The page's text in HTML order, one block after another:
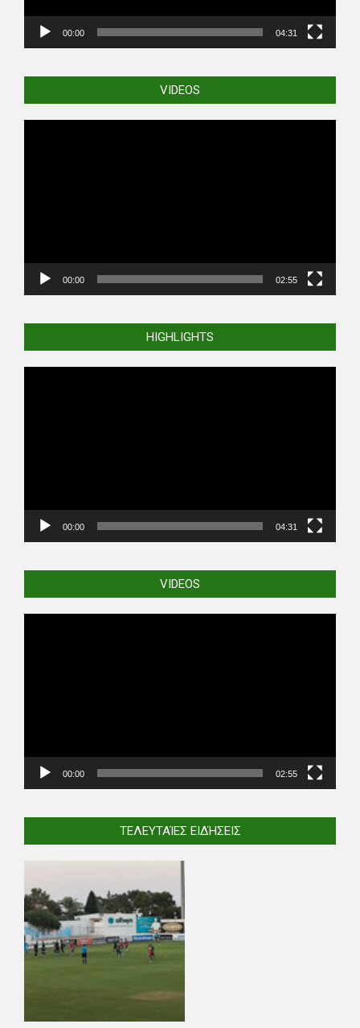
00:00 04:31
VIDEOS
00:00 02:55
HIGHLIGHTS
00:00 04:31
VIDEOS
00:00 02:55
ΤΕΛΕΥΤΑΊΕΣ ΕΙΔΉΣΕΙΣ